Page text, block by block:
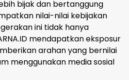
bijak dan bertanggung
nilai-nilai kebijakan
ini tidak hanya
mendapatkan eksposur
arahan yang bernilai
menggunakan media sosial